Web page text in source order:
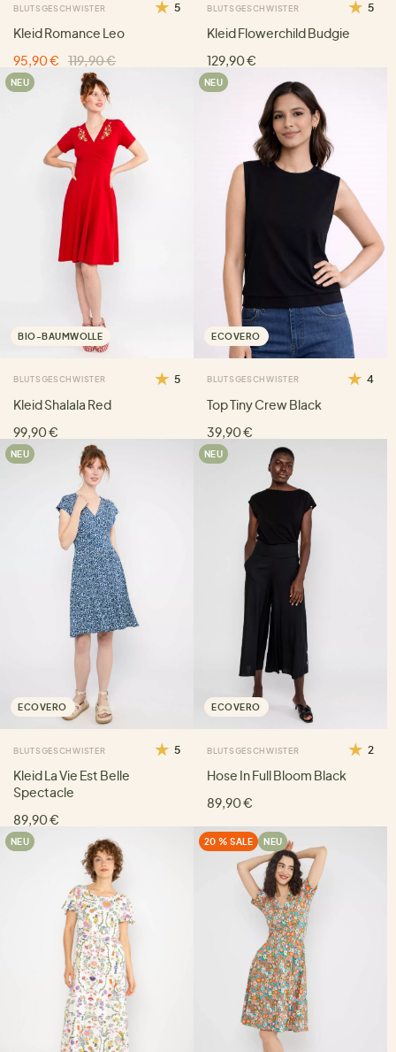
BLUTSGESCHWISTER 5
Kleid Romance Leo
95,90 €
119,90 €
BLUTSGESCHWISTER 5
Kleid Flowerchild Budgie
129,90 €
NEU
BIO-BAUMWOLLE
BLUTSGESCHWISTER 5
Kleid Shalala Red
99,90 €
NEU
ECOVERO
BLUTSGESCHWISTER 4
Top Tiny Crew Black
39,90 €
NEU
ECOVERO
BLUTSGESCHWISTER 5
Kleid La Vie Est Belle
Spectacle
89,90 €
NEU
ECOVERO
BLUTSGESCHWISTER 2
Hose In Full Bloom Black
89,90 €
NEU 20 % SALE NEU